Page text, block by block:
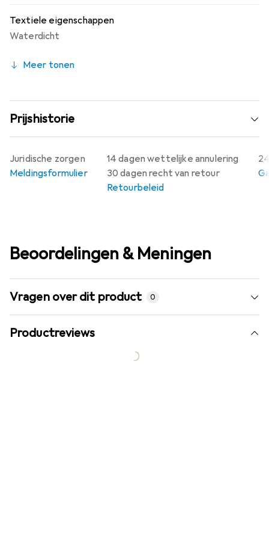
Textiele eigenschappen
Waterdicht
Meer tonen
Prijshistorie
14 dagen wettelijke annulering
30 dagen recht van retour
Retourbeleid
Juridische zorgen
Meldingsformulier
Beoordelingen & Meningen
Vragen over dit product 0
Productreviews